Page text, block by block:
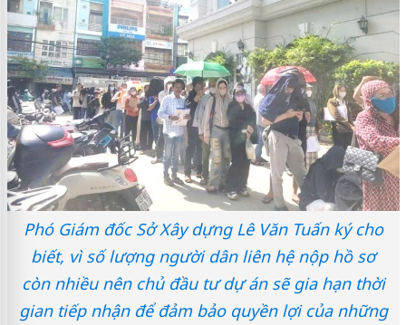
Phó Giám đốc Sở Xây dựng Lê Văn Tuấn ký cho
biết, vì số lượng người dân liên hệ nộp hồ sơ
còn nhiều nên chủ đầu tư dự án sẽ gia hạn thời
gian tiếp nhận để đảm bảo quyền lợi của những